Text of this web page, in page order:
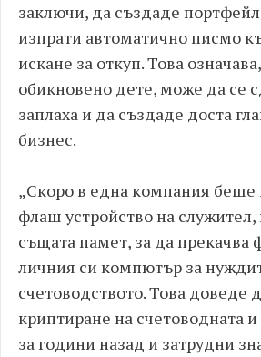
заключи, да създаде
изпрати автоматично писмо
искане за откуп. Това
обикновено дете, може да се
заплаха и да създаде доста
бизнес.
„Скоро в една компания
флаш устройство на служител,
същата памет, за да прекачва
личния си компютър за
счетоводството. Това доведе
криптиране на счетоводната и
за години назад и затрудни